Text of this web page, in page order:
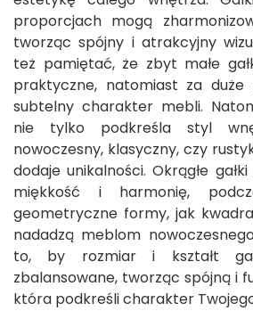
proporcjach mogą
tworząc spójny i atrakcyjny
też pamiętać, że zbyt małe
praktyczne, natomiast za duże
subtelny charakter mebli.
nie tylko podkreśla styl
nowoczesny, klasyczny, czy
dodaje unikalności. Okrągłe
miękkość i harmonię,
geometryczne formy, jak
nadadzą meblom
to, by rozmiar i kształt
zbalansowane, tworząc spójną i
która podkreśli charakter